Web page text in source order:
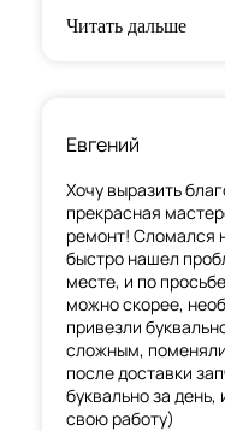
Читать дальше
Евгений
Хочу выразить
прекрасная
ремонт! Сломался
быстро нашел
месте, и по
можно скорее,
привезли
сложным,
после доставки
буквально за
свою работу)